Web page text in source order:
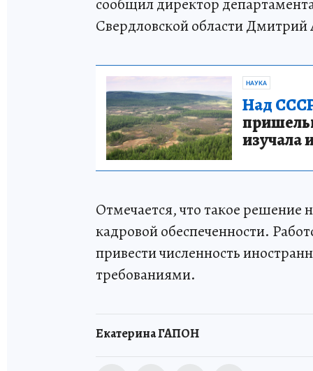
Свердловской области Дмитрий
НАУКА
Над
изучала
Отмечается, что такое решение
кадровой обеспеченности.
привести численность
требованиями.
Екатерина ГАПОН